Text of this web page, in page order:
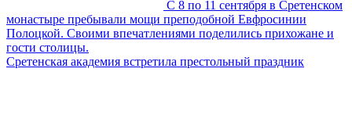
С 8 по 11 сентября в Сретенском
монастыре пребывали мощи преподобной Евфросинии
Полоцкой. Своими впечатлениями поделились прихожане и
гости столицы.
Сретенская академия встретила престольный праздник